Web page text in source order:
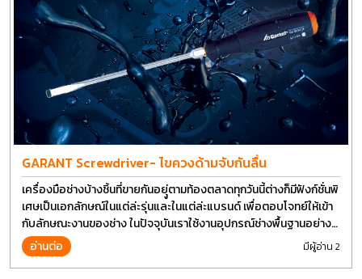
GARANT Screwdriver- ไขควงด้ามจับกันลื่น
เครื่องมือช่างบ้างชิ้นที่ขายกันอยุู่ตามท้องตลาดทุกวันนี้ต่างก็มีฟังก์ชั่นพิ
เศษเป็นเอกลักษณ์ในแต่ล่ะรุ่นและในแต่ล่ะแบรนด์ เพื่อตอบโจทย์ให้เข้า
กับลักษณะงานของช่าง ในปัจจุบันเราใช้งานอุปกรณ์ช่างพื้นฐานอย่าง
ไขควงกันในงานหลายประเภททำให้มีการปรับเปลี่ยนรูปแบบ
อ่านต่อ มีผู้อ่าน 2